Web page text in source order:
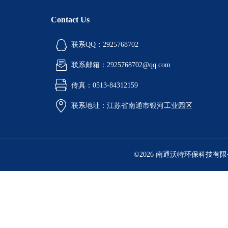
Contact Us
联系QQ：2925768702
联系邮箱：2925768702@qq.com
传真：0513-84312159
联系地址：江苏省南通市银河工业园区
©2026 南通沃特环保科技有